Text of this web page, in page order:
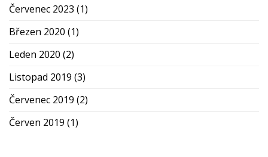
Červenec 2023 (1)
Březen 2020 (1)
Leden 2020 (2)
Listopad 2019 (3)
Červenec 2019 (2)
Červen 2019 (1)